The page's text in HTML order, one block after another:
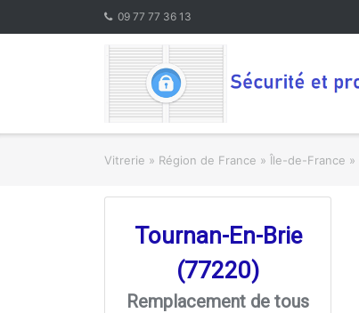
09 77 77 36 13
Vitrerie » Région de France » Île-de-France »
Tournan-En-Brie
(77220)
Remplacement de tous